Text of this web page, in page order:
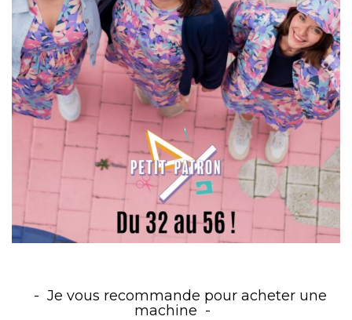
Je vous recommande pour acheter une
machine